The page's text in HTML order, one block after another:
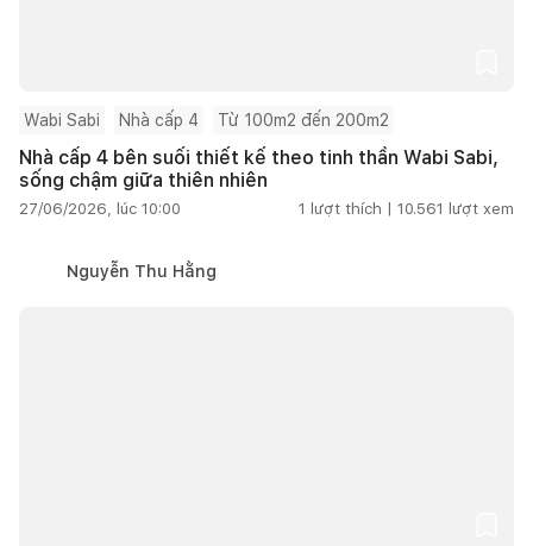
Wabi Sabi Nhà cấp 4 Từ 100m2 đến 200m2
Nhà cấp 4 bên suối thiết kế theo tinh thần Wabi Sabi,
sống chậm giữa thiên nhiên
27/06/2026, lúc 10:00 1 lượt thích | 10.561 lượt xem
Nguyễn Thu Hằng